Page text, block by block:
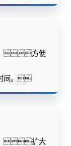
，方便
间。
，扩大